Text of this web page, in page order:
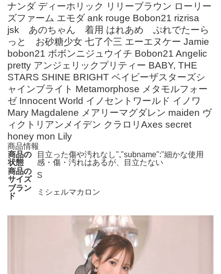
ナンダ ディーホリック リリーブラウン ローリー
ズファーム エモダ ank rouge Bobon21 rizrisa
jsk あのちゃん 着用 はれあめ ぷれでたーら
っと お砂糖少女 七了个三 エーエヌケー Jamie
bobon21 ボボンニジュウイチ Bobon21 Angelic
pretty アンジェリックプリティー BABY, THE
STARS SHINE BRIGHT ベイビーザスターズシ
ャインブライト Metamorphose メタモルフォー
ゼ Innocent World イノセントワールド イノワ
Mary Magdalene メアリーマグダレン maiden ヴ
ィクトリアンメイデン クラロリAxes secret
honey mon Lily
商品情報
商品の
状態
目立った傷や汚れなし","subname":"細かな使用
感・傷・汚れはあるが、目立たない
商品の
サイズ
S
ブラン
ド
ミシェルマカロン